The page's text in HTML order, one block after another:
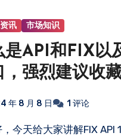
讯 市场知识
是API和FIX以
，强烈建议收
年 8 月 8 日 1 评论
，今天给大家讲解FIX API